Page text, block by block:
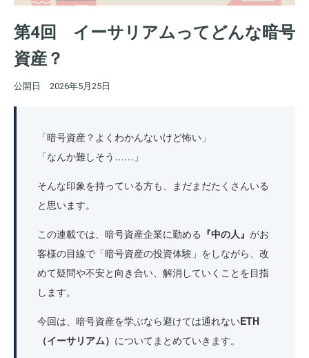
第4回 イーサリアムってどんな暗号
資産？
公開日 2026年5月25日
「暗号資産？よくわかんないけど怖い」
「なんか難しそう……」
そんな印象を持っている方も、まだまだたくさんいる
と思います。
この連載では、暗号資産企業に勤める 『中の人』 がお
客様の目線で「暗号資産の投資体験」をしながら、改
めて疑問や不安と向き合い、解消していくことを目指
します。
今回は、暗号資産を学ぶなら避けては通れないETH
（イーサリアム） についてまとめていきます。